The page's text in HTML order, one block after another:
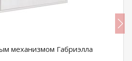
механизмом Габриэлла